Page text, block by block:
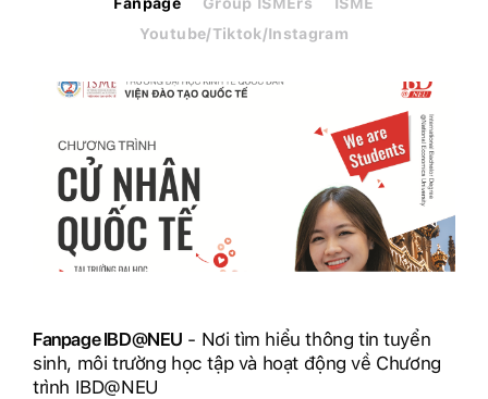
Youtube/Tiktok/Instagram
Fanpage IBD@NEU - Nơi tìm hiểu thông tin tuyển
sinh, môi trường học tập và hoạt động về Chương
trình IBD@NEU